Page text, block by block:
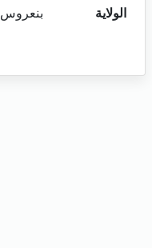
الولاية
بنعروس